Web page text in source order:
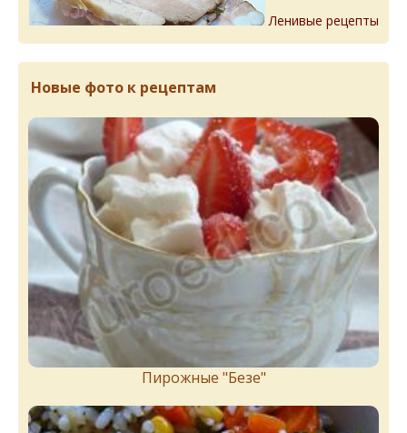
Ленивые рецепты
Новые фото к рецептам
Пирожныe "Бeзe"